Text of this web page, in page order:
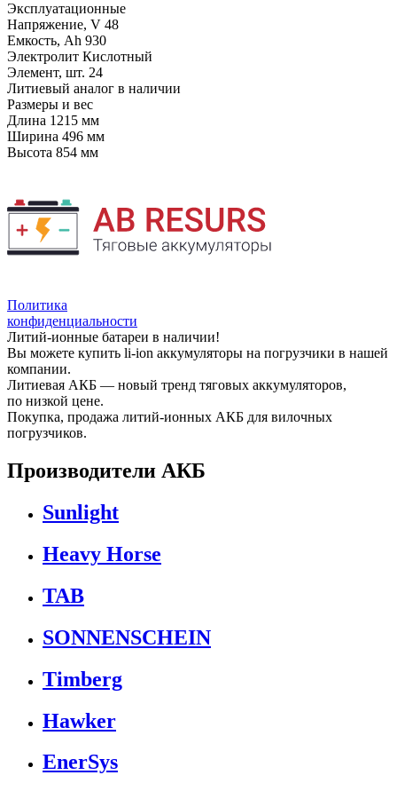
Эксплуатационные
Напряжение, V 48
Емкость, Ah 930
Электролит Кислотный
Элемент, шт. 24
Литиевый аналог в наличии
Размеры и вес
Длина 1215 мм
Ширина 496 мм
Высота 854 мм
Политика
конфиденциальности
Литий-ионные батареи в наличии!
Вы можете купить li-ion аккумуляторы на погрузчики в нашей
компании.
Литиевая АКБ — новый тренд тяговых аккумуляторов,
по низкой цене.
Покупка, продажа литий-ионных АКБ для вилочных
погрузчиков.
Производители АКБ
Sunlight
Heavy Horse
TAB
SONNENSCHEIN
Timberg
Hawker
EnerSys